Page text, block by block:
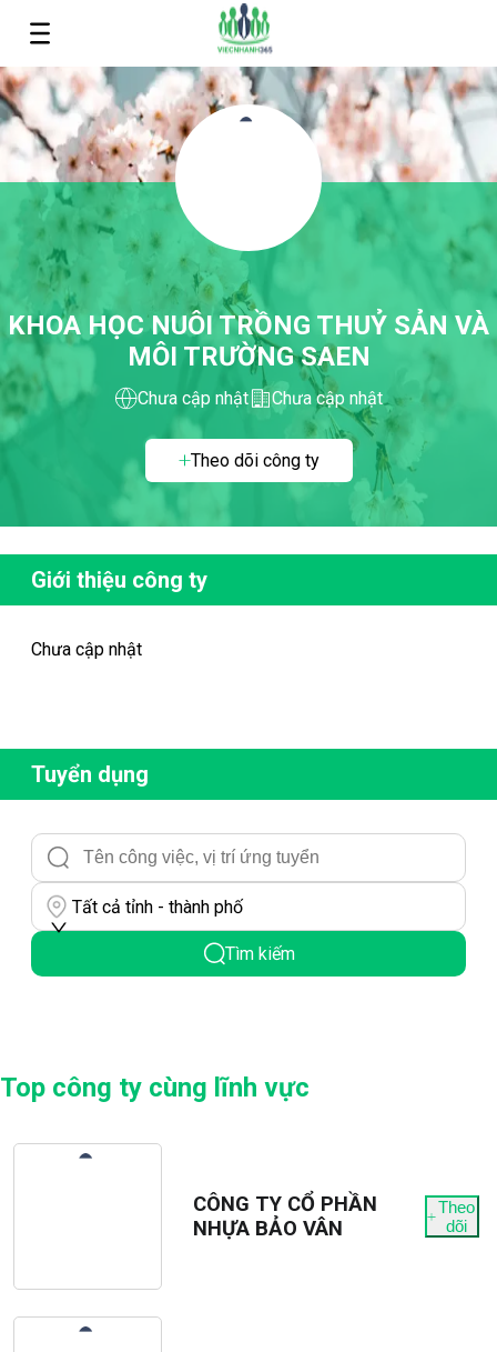
KHOA HỌC NUÔI TRỒNG THUỶ SẢN VÀ
MÔI TRƯỜNG SAEN
Chưa cập nhật Chưa cập nhật
Theo dõi công ty
Giới thiệu công ty
Chưa cập nhật
Tuyển dụng
Tất cả tỉnh - thành phố
Tìm kiếm
Top công ty cùng lĩnh vực
CÔNG TY CỔ PHẦN
NHỰA BẢO VÂN
Theo
dõi